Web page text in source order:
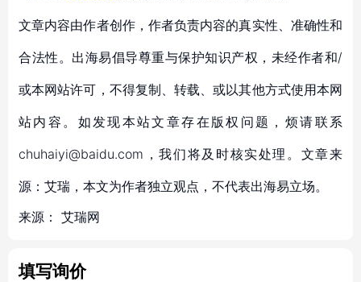
文章内容由作者创作，作者负责内容的真实性、准确性和
合法性。出海易倡导尊重与保护知识产权，未经作者和/
或本网站许可，不得复制、转载、或以其他方式使用本网
站内容。如发现本站文章存在版权问题，烦请联系
chuhaiyi@baidu.com，我们将及时核实处理。文章来
源：艾瑞，本文为作者独立观点，不代表出海易立场。
来源： 艾瑞网
填写询价